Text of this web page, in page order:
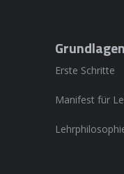
Grundlagen
Erste Schritte
Manifest für